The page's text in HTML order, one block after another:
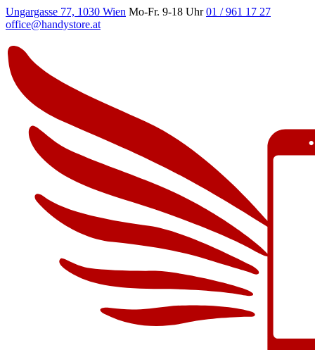
Ungargasse 77, 1030 Wien Mo-Fr. 9-18 Uhr 01 / 961 17 27
office@handystore.at